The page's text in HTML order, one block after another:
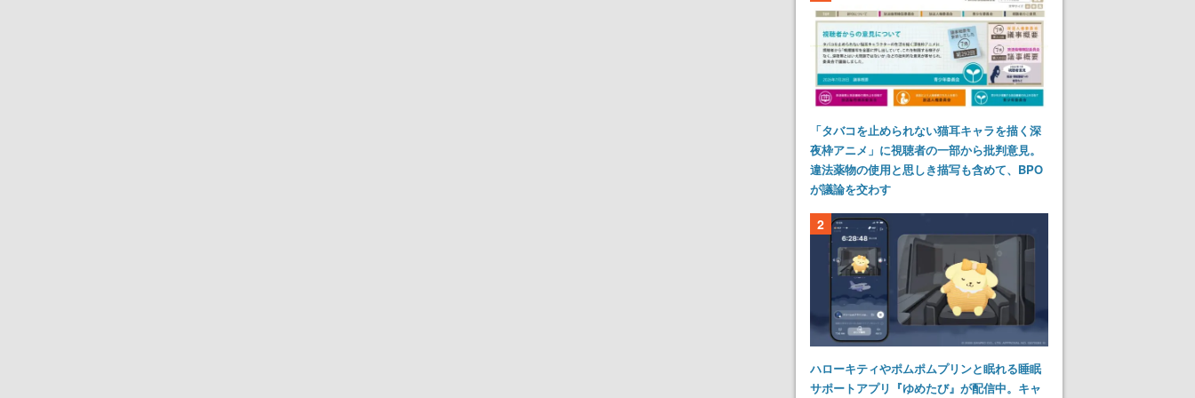
「タバコを止められない猫耳キャラを描く深
夜枠アニメ」に視聴者の一部から批判意見。
違法薬物の使用と思しき描写も含めて、BPO
が議論を交わす
2
ハローキティやポムポムプリンと眠れる睡眠
サポートアプリ『ゆめたび』が配信中。キャ